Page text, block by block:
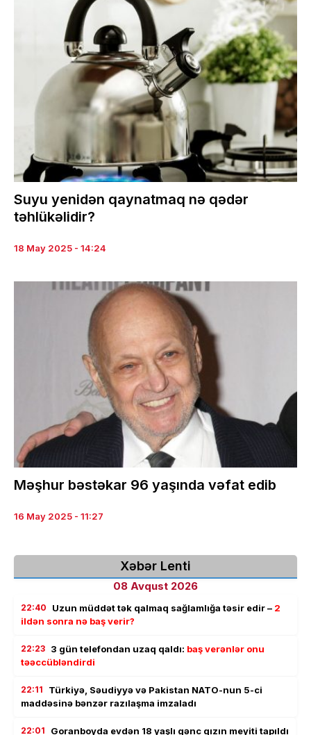
Suyu yenidən qaynatmaq nə qədər
təhlükəlidir?
18 May 2025 - 14:24
Məşhur bəstəkar 96 yaşında vəfat edib
16 May 2025 - 11:27
Xəbər Lenti
08 Avqust 2026
22:40 Uzun müddət tək qalmaq sağlamlığa təsir edir – 2
ildən sonra nə baş verir?
22:23 3 gün telefondan uzaq qaldı: baş verənlər onu
təəccübləndirdi
22:11
Türkiyə, Səudiyyə və Pakistan NATO-nun 5-ci
maddəsinə bənzər razılaşma imzaladı
22:01 Goranboyda evdən 18 yaşlı gənc qızın meyiti tapıldı